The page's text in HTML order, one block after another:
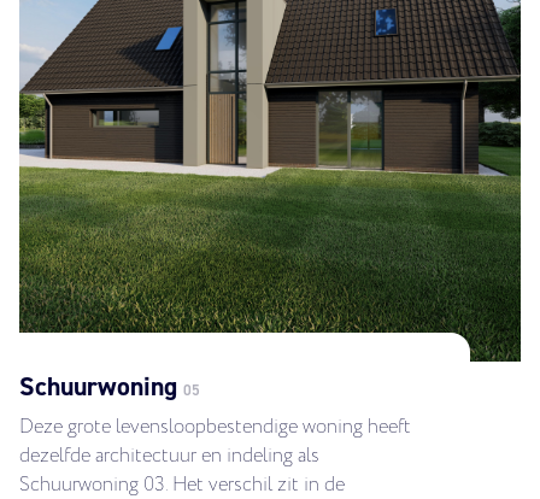
Schuurwoning 05
Deze grote levensloopbestendige woning heeft
dezelfde architectuur en indeling als
Schuurwoning 03. Het verschil zit in de